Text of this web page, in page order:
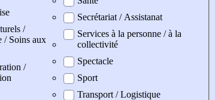
/
/ Soins aux
/
Secrétariat / Assistanat
Services à la personne / à la
collectivité
Spectacle
Sport
Transport / Logistique